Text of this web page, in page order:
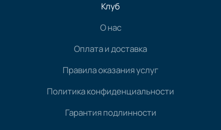
Клуб
О нас
Оплата и доставка
Правила оказания услуг
Политика конфиденциальности
Гарантия подлинности